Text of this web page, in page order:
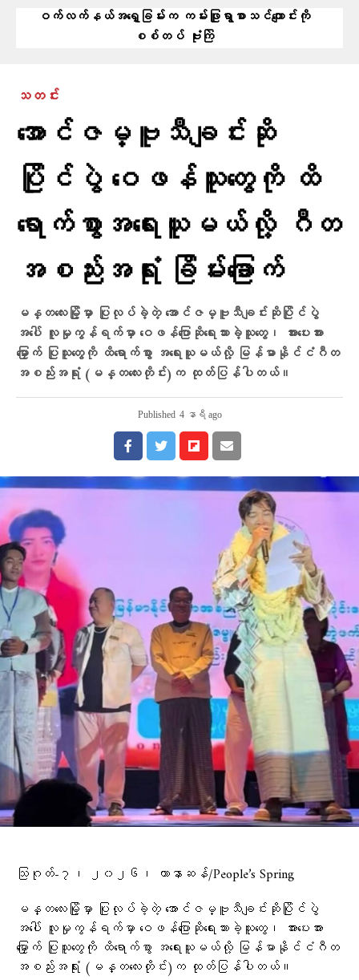
ဝက်လက်နယ်အရှေ့ခြမ်းက ကမ်းဖြူရွာစာသင်ကျောင်းကို
စစ်တပ် ဗုံးကြဲ
သတင်း
အောင်ဇမ္ဗူသီချင်းဆို
ပြိုင်ပွဲ ဝေဖန်သူတွေကို ထိ
ရောက်စွာအရေးယူမယ်လို့ ဂီတ
အစည်းအရုံး ခြိမ်းခြောက်
မန္တလေးမြို့မှာ ပြုလုပ်ခဲ့တဲ့ အောင်ဇမ္ဗူသီချင်းဆိုပြိုင်ပွဲ
အပေါ် လူမှုကွန်ရက်မှာ ဝေဖန်ပြောဆိုရေးသားခဲ့သူတွေ၊ အားပေးအား
မြှောက် ပြုသူတွေကို ထိရောက်စွာ အရေးယူမယ်လို့ မြန်မာနိုင်ငံဂီတ
အစည်းအရုံး (မန္တလေးတိုင်း)က ထုတ်ပြန်ပါတယ်။
Published 4 နာရီ ago
သြဂုတ်-၇၊ ၂၀၂၆၊ ဟာနာဆန်/People’s Spring
မန္တလေးမြို့မှာ ပြုလုပ်ခဲ့တဲ့ အောင်ဇမ္ဗူသီချင်းဆိုပြိုင်ပွဲ
အပေါ် လူမှုကွန်ရက်မှာ ဝေဖန်ပြောဆိုရေးသားခဲ့သူတွေ၊ အားပေးအား
မြှောက် ပြုသူတွေကို ထိရောက်စွာ အရေးယူမယ်လို့ မြန်မာနိုင်ငံဂီတ
အစည်းအရုံး (မန္တလေးတိုင်း)က ထုတ်ပြန်ပါတယ်။